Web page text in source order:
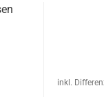
inkl.